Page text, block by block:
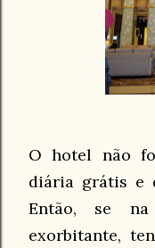
O hotel não
diária grátis e
Então, se
exorbitante,